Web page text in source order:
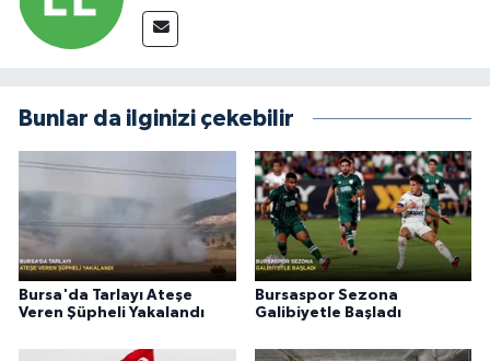
Bunlar da ilginizi çekebilir
Bursa'da Tarlayı Ateşe
Veren Şüpheli Yakalandı
Bursaspor Sezona
Galibiyetle Başladı